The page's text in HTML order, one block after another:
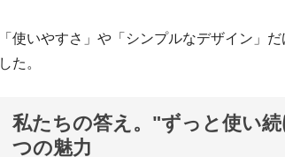
「使いやすさ」や「シンプルなデザイン」
した。
私たちの答え。"ずっと使い
つの魅力